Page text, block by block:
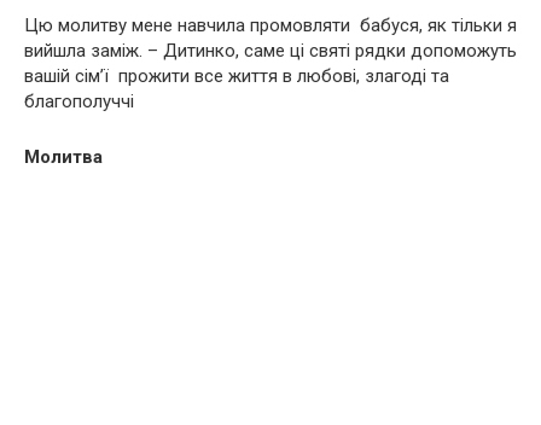
Цю молитву мене навчила промовляти бабуся, як тільки я
вийшла заміж. – Дитинко, саме ці святі рядки допоможуть
вашій сім’ї прожити все життя в любові, злагоді та
благополуччі
Молитва